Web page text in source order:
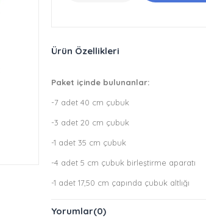
Ürün Özellikleri
Paket içinde bulunanlar:
-7 adet 40 cm çubuk
-3 adet 20 cm çubuk
-1 adet 35 cm çubuk
-4 adet 5 cm çubuk birleştirme aparatı
-1 adet 17,50 cm çapında çubuk altlığı
Yorumlar(0)